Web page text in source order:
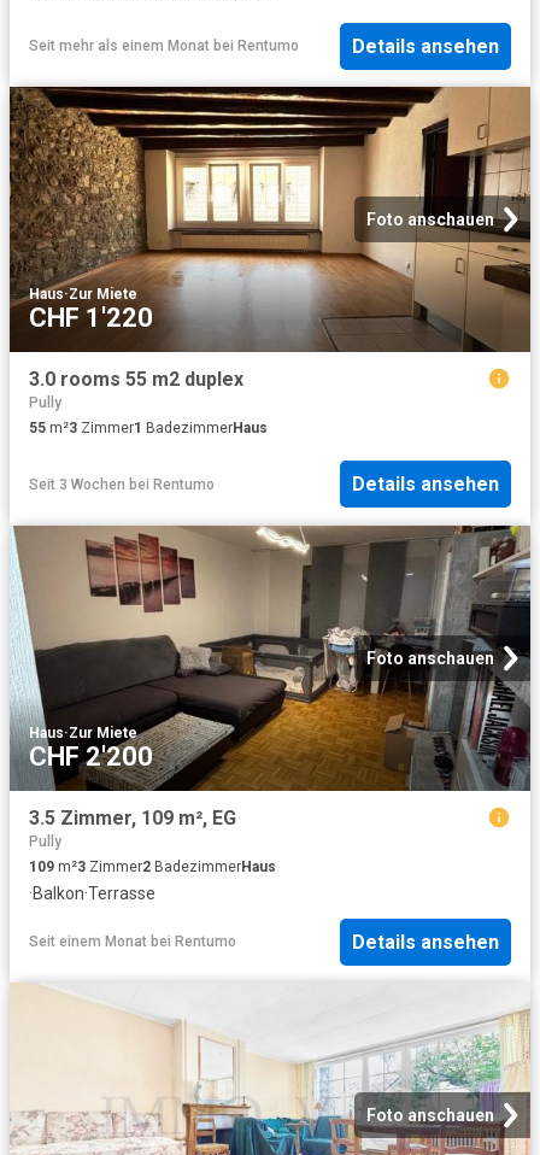
Seit mehr als einem Monat bei Rentumo Details ansehen
Foto anschauen
Haus·Zur Miete
CHF 1'220
3.0 rooms 55 m2 duplex
Pully
55 m²3 Zimmer1 BadezimmerHaus
Seit 3 Wochen bei Rentumo Details ansehen
Foto anschauen
Haus·Zur Miete
CHF 2'200
3.5 Zimmer, 109 m², EG
Pully
109 m²3 Zimmer2 BadezimmerHaus
·Balkon·Terrasse
Seit einem Monat bei Rentumo Details ansehen
Foto anschauen